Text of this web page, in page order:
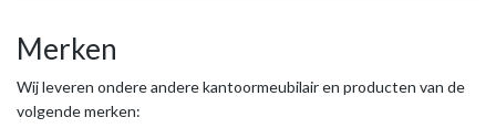
Merken
Wij leveren ondere andere kantoormeubilair en producten van de
volgende merken: